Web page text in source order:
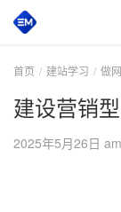
首页 建站学习 做
建设营销
2025年5月26日